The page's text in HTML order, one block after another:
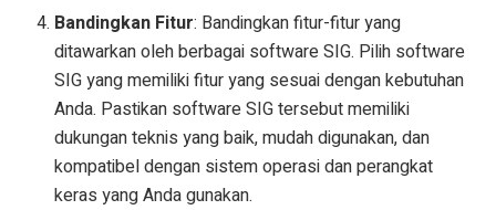
Bandingkan Fitur: Bandingkan fitur-fitur yang
ditawarkan oleh berbagai software SIG. Pilih software
SIG yang memiliki fitur yang sesuai dengan kebutuhan
Anda. Pastikan software SIG tersebut memiliki
dukungan teknis yang baik, mudah digunakan, dan
kompatibel dengan sistem operasi dan perangkat
keras yang Anda gunakan.